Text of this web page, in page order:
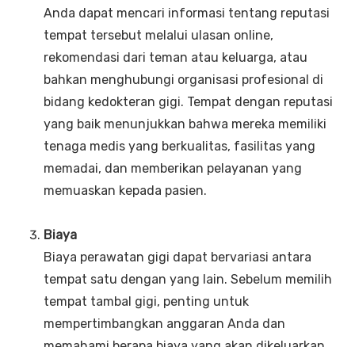
Anda dapat mencari informasi tentang reputasi
tempat tersebut melalui ulasan online,
rekomendasi dari teman atau keluarga, atau
bahkan menghubungi organisasi profesional di
bidang kedokteran gigi. Tempat dengan reputasi
yang baik menunjukkan bahwa mereka memiliki
tenaga medis yang berkualitas, fasilitas yang
memadai, dan memberikan pelayanan yang
memuaskan kepada pasien.
Biaya
Biaya perawatan gigi dapat bervariasi antara
tempat satu dengan yang lain. Sebelum memilih
tempat tambal gigi, penting untuk
mempertimbangkan anggaran Anda dan